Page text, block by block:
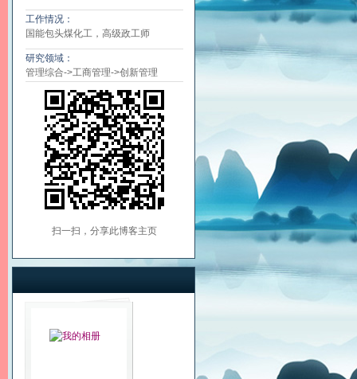
工作情况：
国能包头煤化工，高级政工师
研究领域：
管理综合->工商管理->创新管理
扫一扫，分享此博客主页